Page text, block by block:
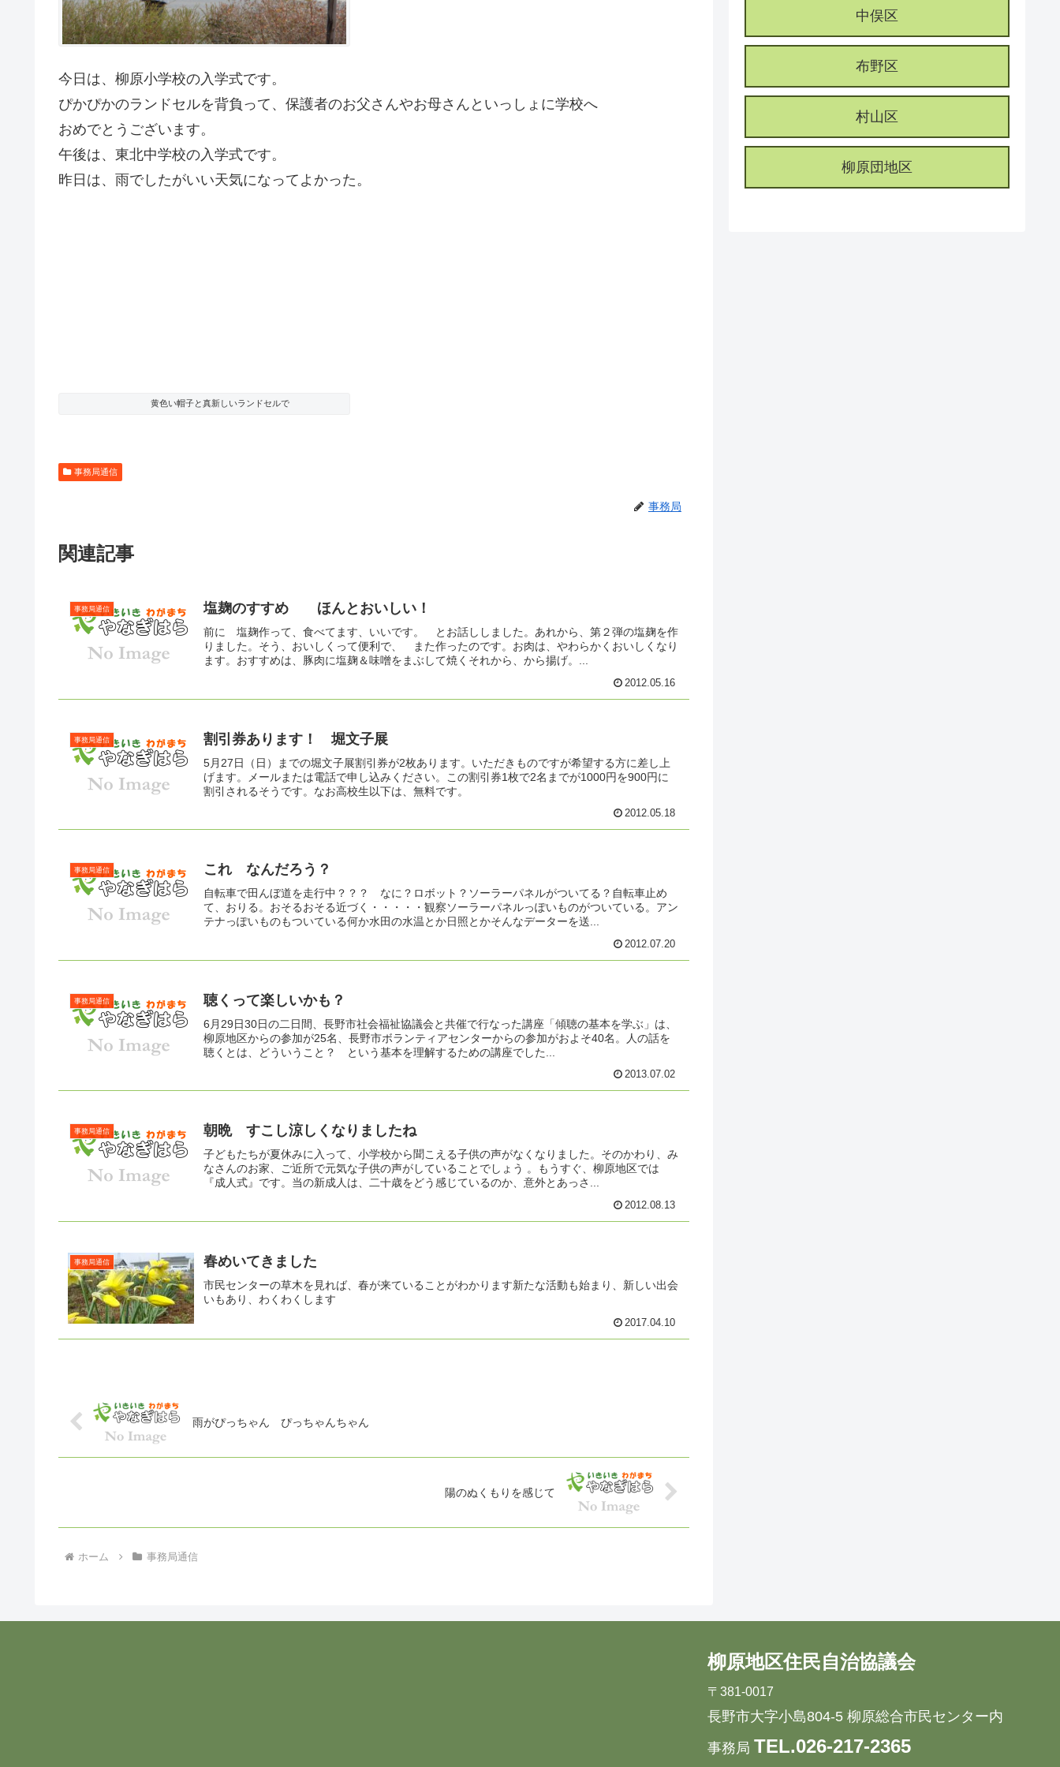
今日は、柳原小学校の入学式です。
ぴかぴかのランドセルを背負って、保護者のお父さんやお母さんといっしょに学校へ
おめでとうございます。
午後は、東北中学校の入学式です。
昨日は、雨でしたがいい天気になってよかった。
黄色い帽子と真新しいランドセルで
事務局通信
事務局
関連記事
事務局通信 塩麹のすすめ ほんとおいしい！
前に 塩麹作って、食べてます、いいです。 とお話ししました。あれから、第２弾の塩麹を作
りました。そう、おいしくって便利で、 また作ったのです。お肉は、やわらかくおいしくなり
ます。おすすめは、豚肉に塩麹＆味噌をまぶして焼くそれから、から揚げ。...
2012.05.16
事務局通信 割引券あります！ 堀文子展
5月27日（日）までの堀文子展割引券が2枚あります。いただきものですが希望する方に差し上
げます。メールまたは電話で申し込みください。この割引券1枚で2名までが1000円を900円に
割引されるそうです。なお高校生以下は、無料です。
2012.05.18
事務局通信 これ なんだろう？
自転車で田んぼ道を走行中？？？ なに？ロボット？ソーラーパネルがついてる？自転車止め
て、おりる。おそるおそる近づく・・・・・観察ソーラーパネルっぽいものがついている。アン
テナっぽいものもついている何か水田の水温とか日照とかそんなデーターを送...
2012.07.20
事務局通信 聴くって楽しいかも？
6月29日30日の二日間、長野市社会福祉協議会と共催で行なった講座「傾聴の基本を学ぶ」は、
柳原地区からの参加が25名、長野市ボランティアセンターからの参加がおよそ40名。人の話を
聴くとは、どういうこと？ という基本を理解するための講座でした...
2013.07.02
事務局通信 朝晩 すこし涼しくなりましたね
子どもたちが夏休みに入って、小学校から聞こえる子供の声がなくなりました。そのかわり、み
なさんのお家、ご近所で元気な子供の声がしていることでしょう 。もうすぐ、柳原地区では
『成人式』です。当の新成人は、二十歳をどう感じているのか、意外とあっさ...
2012.08.13
事務局通信 春めいてきました
市民センターの草木を見れば、春が来ていることがわかります新たな活動も始まり、新しい出会
いもあり、わくわくします
2017.04.10
雨がぴっちゃん ぴっちゃんちゃん
陽のぬくもりを感じて
ホーム 事務局通信
中俣区
布野区
村山区
柳原団地区
柳原地区住民自治協議会
〒381-0017
長野市大字小島804-5 柳原総合市民センター内
事務局 TEL.026-217-2365